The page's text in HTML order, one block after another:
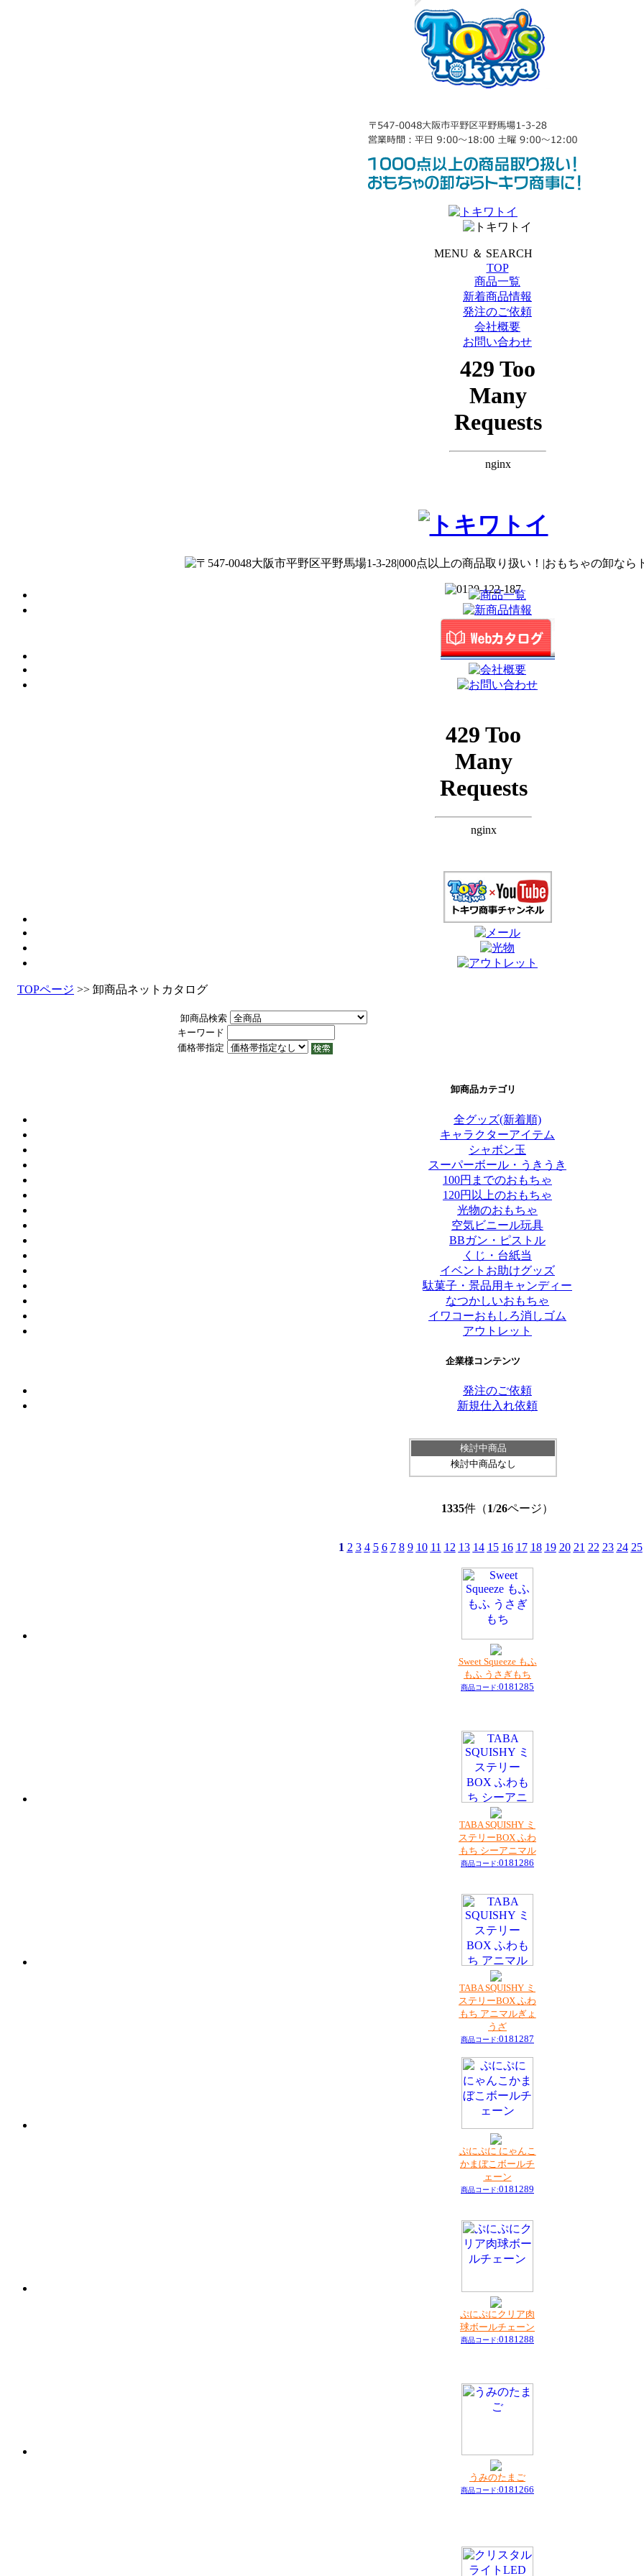
MENU ＆ SEARCH
TOP
商品一覧
新着商品情報
発注のご依頼
会社概要
お問い合わせ
TOPページ >> 卸商品ネットカタログ
卸商品検索
キーワード
価格帯指定
卸商品カテゴリ
全グッズ(新着順)
キャラクターアイテム
シャボン玉
スーパーボール・うきうき
100円までのおもちゃ
120円以上のおもちゃ
光物のおもちゃ
空気ビニール玩具
BBガン・ピストル
くじ・台紙当
イベントお助けグッズ
駄菓子・景品用キャンディー
なつかしいおもちゃ
イワコーおもしろ消しゴム
アウトレット
企業様コンテンツ
発注のご依頼
新規仕入れ依頼
検討中商品
検討中商品なし
1335件（1/26ページ）
1 2 3 4 5 6 7 8 9 10 11 12 13 14 15 16 17 18 19 20 21 22 23 24 25
Sweet Squeeze もふ
もふ うさぎもち
商品コード:0181285
TABA SQUISHY ミ
ステリーBOX ふわ
もち シーアニマル
商品コード:0181286
TABA SQUISHY ミ
ステリーBOX ふわ
もち アニマルぎょ
うざ
商品コード:0181287
ぷにぷに にゃんこ
かまぼこボールチ
ェーン
商品コード:0181289
ぷにぷにクリア肉
球ボールチェーン
商品コード:0181288
うみのたまご
商品コード:0181266